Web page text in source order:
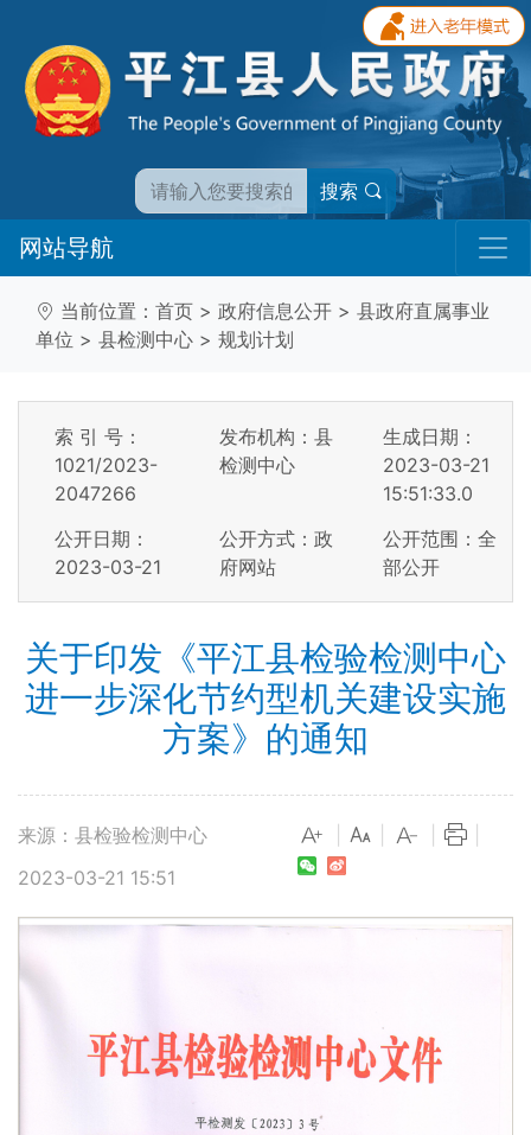
搜索
网站导航
当前位置： 首页 > 政府信息公开 > 县政府直属事业
单位 > 县检测中心 > 规划计划
索 引 号：
1021/2023-
2047266
发布机构：县
检测中心
生成日期：
2023-03-21
15:51:33.0
公开日期：
2023-03-21
公开方式：政
府网站
公开范围：全
部公开
关于印发《平江县检验检测中心
进一步深化节约型机关建设实施
方案》的通知
来源：县检验检测中心
2023-03-21 15:51